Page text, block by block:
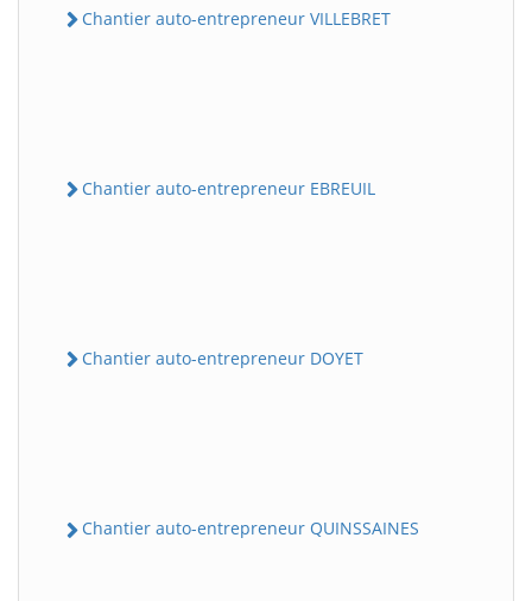
Chantier auto-entrepreneur VILLEBRET
Chantier auto-entrepreneur EBREUIL
Chantier auto-entrepreneur DOYET
Chantier auto-entrepreneur QUINSSAINES